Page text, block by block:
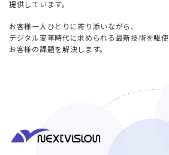
提供しています。
お客様一人ひとりに寄り添いながら、
デジタル変革時代に求められる最新技術を駆
お客様の課題を解決します。